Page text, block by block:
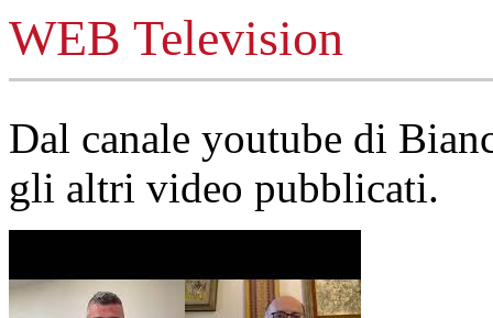
WEB Television
Dal canale youtube di
gli altri video pubblicati.